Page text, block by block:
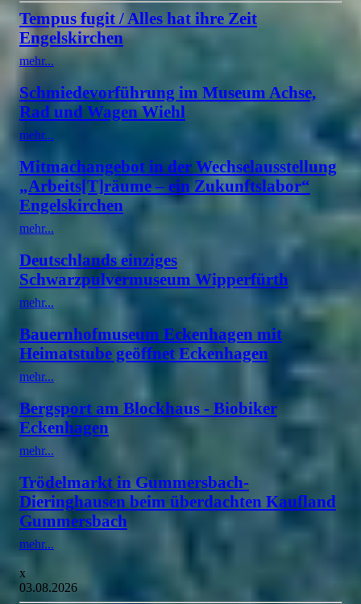
Tempus fugit / Alles hat ihre Zeit
Engelskirchen
mehr...
Schmiedevorführung im Museum Achse,
Rad und Wagen Wiehl
mehr...
Mitmachangebot in der Wechselausstellung
„Arbeits[T]räume – ein Zukunftslabor“
Engelskirchen
mehr...
Deutschlands einziges
Schwarzpulvermuseum Wipperfürth
mehr...
Bauernhofmuseum Eckenhagen mit
Heimatstube geöffnet Eckenhagen
mehr...
Bergsport am Blockhaus - Biobiker
Eckenhagen
mehr...
Trödelmarkt in Gummersbach-
Dieringhausen beim überdachten Kaufland
Gummersbach
mehr...
x
03.08.2026